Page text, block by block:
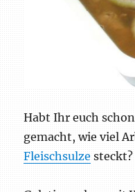
Habt Ihr euch
gemacht, wie viel
Fleischsulze steckt?